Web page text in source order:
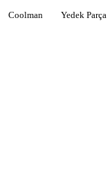
Coolman Yedek Parça